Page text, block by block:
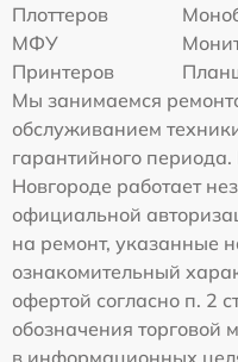
Плоттеров
МФУ
Принтеров
Мы занимаемся
обслуживанием
гарантийного
Новгороде работает
официальной
на ремонт, указанные
ознакомительный
офертой согласно п. 2
обозначения торговой
в информационных